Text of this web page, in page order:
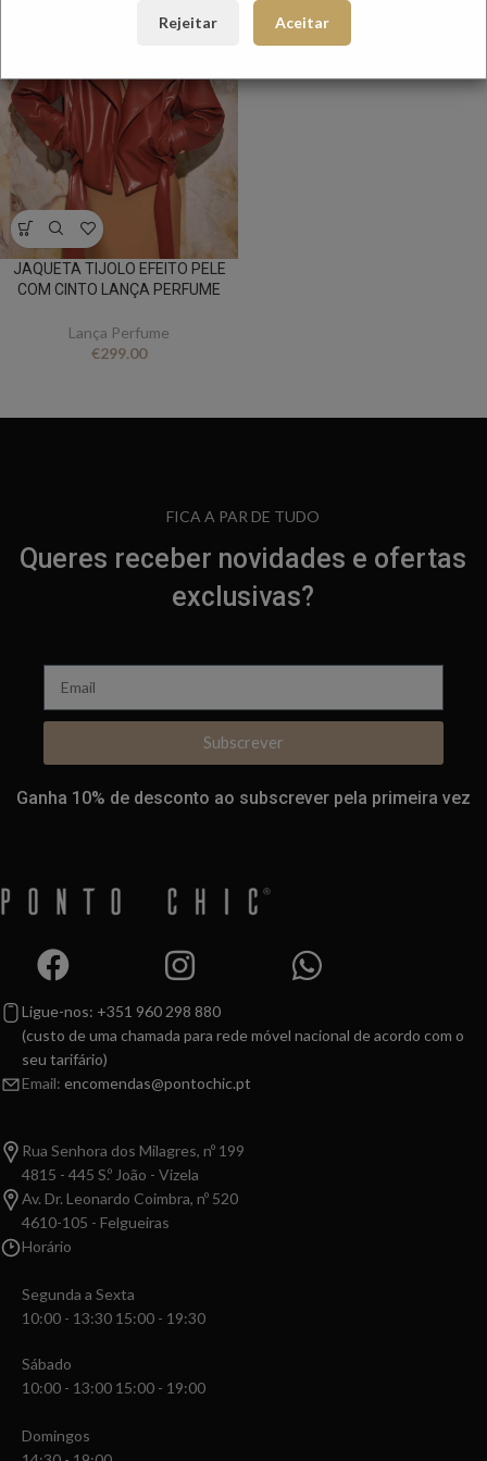
JAQUETA TIJOLO EFEITO PELE
COM CINTO LANÇA PERFUME
Lança Perfume
€299.00
FICA A PAR DE TUDO
Queres receber novidades e ofertas
exclusivas?
Subscrever
Ganha 10% de desconto ao subscrever pela primeira vez
Ligue-nos: +351 960 298 880
(custo de uma chamada para rede móvel nacional de acordo com o
seu tarifário)
Email: encomendas@pontochic.pt
Rua Senhora dos Milagres, nº 199
4815 - 445 S.º João - Vizela
Av. Dr. Leonardo Coimbra, nº 520
4610-105 - Felgueiras
Horário
Segunda a Sexta
10:00 - 13:30 15:00 - 19:30
Sábado
10:00 - 13:00 15:00 - 19:00
Domingos
Rejeitar Aceitar